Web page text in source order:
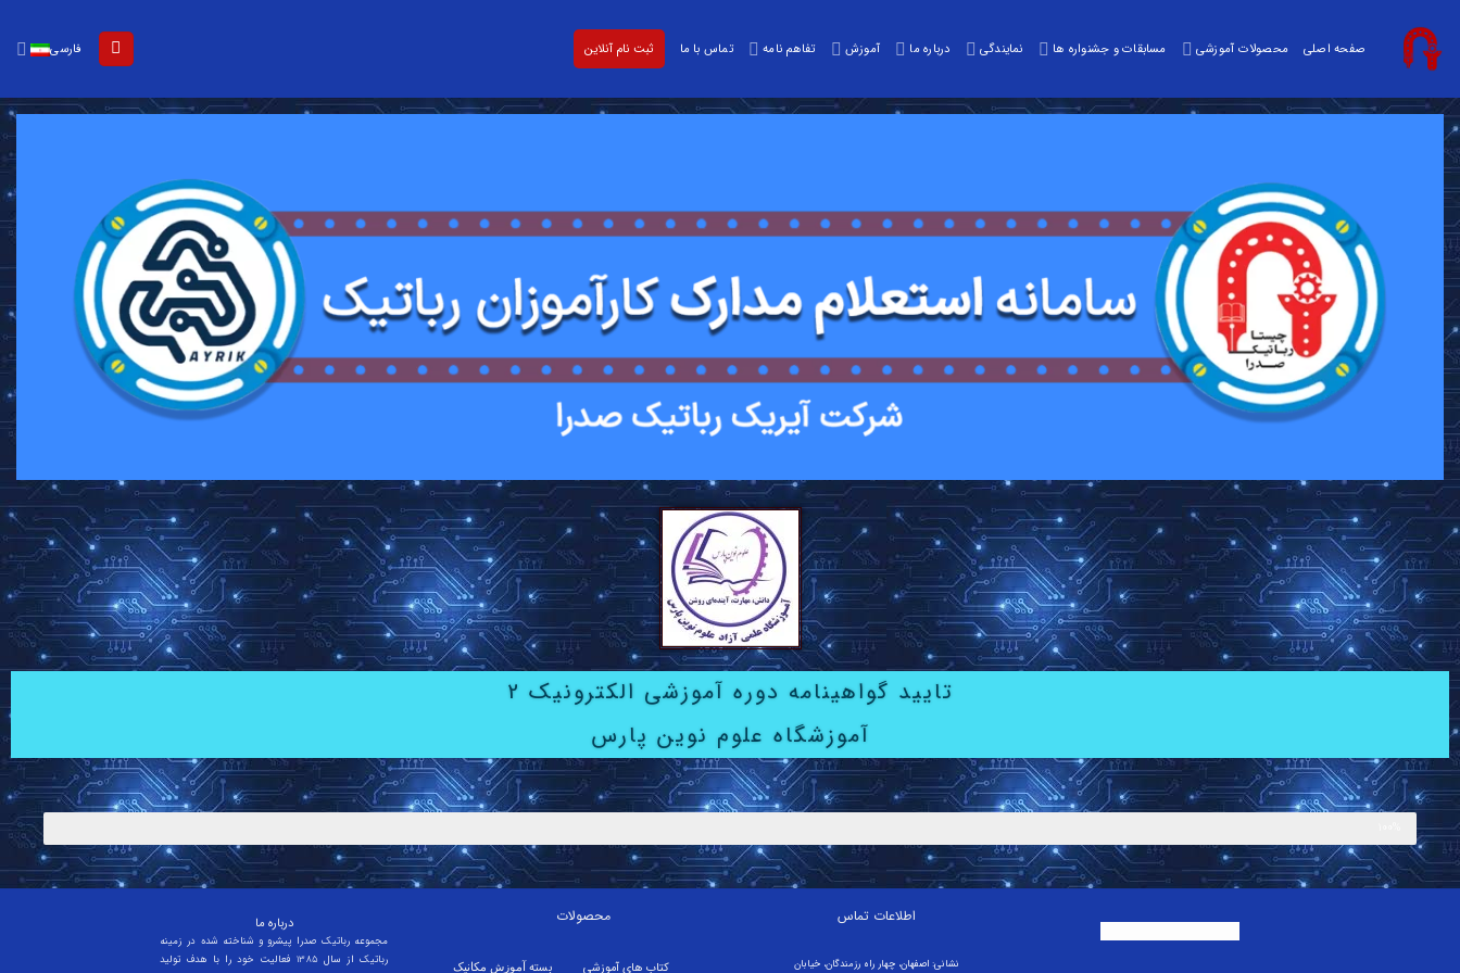
صفحه اصلی محصولات آموزشی مسابقات و جشنواره ها نمایندگی درباره ما آموزش تفاهم نامه تماس با ما ثبت نام آنلاین فارسی
تایید گواهینامه دوره آموزشی الکترونیک 2
آموزشگاه علوم نوین پارس
درباره ما
مجموعه رباتیک صدرا پیشرو و شناخته شده در زمینه
رباتیک از سال 1385 فعالیت خود را با هدف تولید
محصولات
بسته آموزش مکانیک کتاب های آموزشی
اطلاعات تماس
نشانی: اصفهان، چهار راه رزمندگان، خیابان